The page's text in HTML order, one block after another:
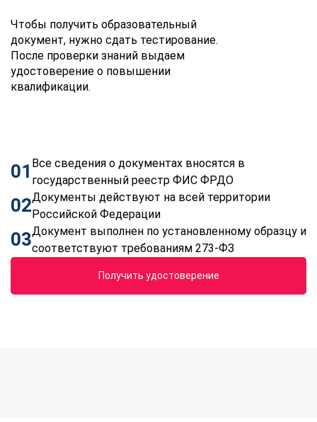
Чтобы получить образовательный
документ, нужно сдать тестирование.
После проверки знаний выдаем
удостоверение о повышении
квалификации.
01 Все сведения о документах вносятся в
государственный реестр ФИС ФРДО
02Документы действуют на всей территории
Российской Федерации
03Документ выполнен по установленному образцу и
соответствуют требованиям 273-ФЗ
Получить удостоверение